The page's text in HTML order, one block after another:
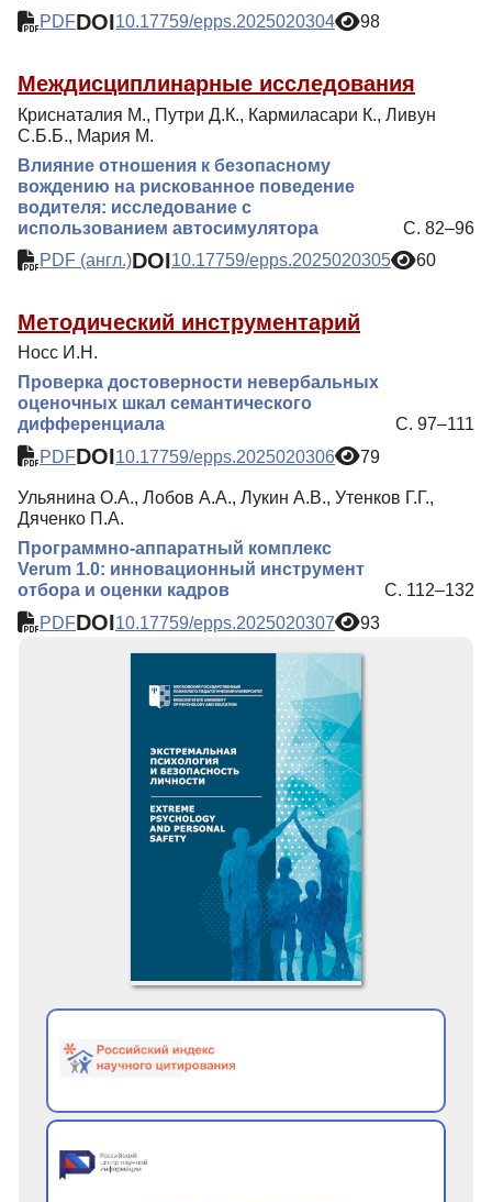
PDFDOI10.17759/epps.2025020304 98
Междисциплинарные исследования
Криснаталия М., Путри Д.К., Кармиласари К., Ливун
С.Б.Б., Мария М.
Влияние отношения к безопасному
вождению на рискованное поведение
водителя: исследование с
использованием автосимулятора
С. 82–96
PDF (англ.)DOI10.17759/epps.2025020305 60
Методический инструментарий
Носс И.Н.
Проверка достоверности невербальных
оценочных шкал семантического
дифференциала
С. 97–111
PDFDOI10.17759/epps.2025020306 79
Ульянина О.А., Лобов А.А., Лукин А.В., Утенков Г.Г.,
Дяченко П.А.
Программно-аппаратный комплекс
Verum 1.0: инновационный инструмент
отбора и оценки кадров
С. 112–132
PDFDOI10.17759/epps.2025020307 93